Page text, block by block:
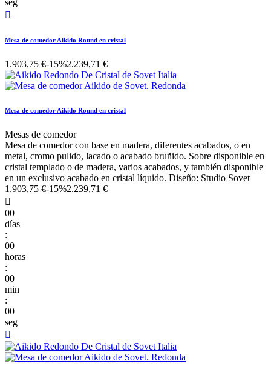
seg

Mesa de comedor Aikido Round en cristal
1.903,75 €-15%2.239,71 €
Mesa de comedor Aikido Round en cristal
Mesas de comedor
Mesa de comedor con base en madera, diferentes acabados, o en
metal, cromo pulido, lacado o acabado bruñido. Sobre disponible en
cristal templado o de madera, varios acabados, y también disponible
en un exclusivo acabado en cristal líquido. Diseño: Studio Sovet
1.903,75 €-15%2.239,71 €

00
días
:
00
horas
:
00
min
:
00
seg
